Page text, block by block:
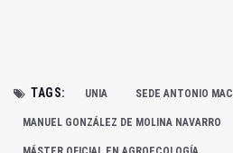
TAGS: UNIA SEDE ANTONIO
MANUEL GONZÁLEZ DE MOLINA NAVARRO